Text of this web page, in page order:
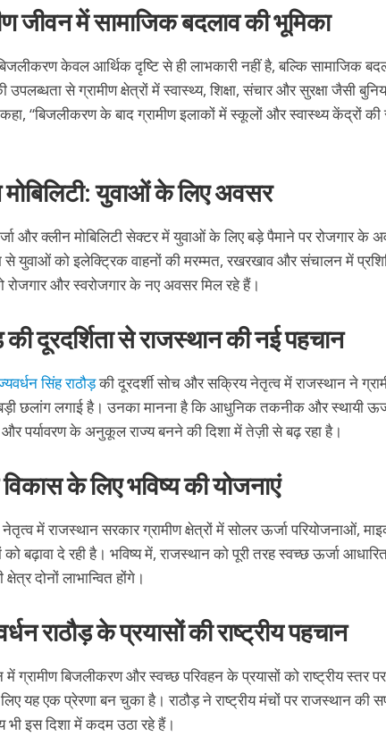
जीवन में सामाजिक बदलाव की भूमिका
केवल आर्थिक दृष्टि से ही लाभकारी नहीं है, बल्कि सामाजिक
उपलब्धता से ग्रामीण क्षेत्रों में स्वास्थ्य, शिक्षा, संचार और सुरक्षा जैसी
कहा, “बिजलीकरण के बाद ग्रामीण इलाकों में स्कूलों और स्वास्थ्य केंद्रों
मोबिलिटी: युवाओं के लिए अवसर
और क्लीन मोबिलिटी सेक्टर में युवाओं के लिए बड़े पैमाने पर रोजगार के
से युवाओं को इलेक्ट्रिक वाहनों की मरम्मत, रखरखाव और संचालन में
रोजगार और स्वरोजगार के नए अवसर मिल रहे हैं।
की दूरदर्शिता से राजस्थान की नई पहचान
सिंह राठौड़की दूरदर्शी सोच और सक्रिय नेतृत्व में राजस्थान ने
बड़ी छलांग लगाई है। उनका मानना है कि आधुनिक तकनीक और स्थायी
पर्यावरण के अनुकूल राज्य बनने की दिशा में तेज़ी से बढ़ रहा है।
के लिए भविष्य की योजनाएं
में राजस्थान सरकार ग्रामीण क्षेत्रों में सोलर ऊर्जा परियोजनाओं,
बढ़ावा दे रही है। भविष्य में, राजस्थान को पूरी तरह स्वच्छ ऊर्जा
दोनों लाभान्वित होंगे।
राठौड़ के प्रयासों की राष्ट्रीय पहचान
में ग्रामीण बिजलीकरण और स्वच्छ परिवहन के प्रयासों को राष्ट्रीय स्तर
लिए यह एक प्रेरणा बन चुका है। राठौड़ ने राष्ट्रीय मंचों पर राजस्थान
भी इस दिशा में कदम उठा रहे हैं।